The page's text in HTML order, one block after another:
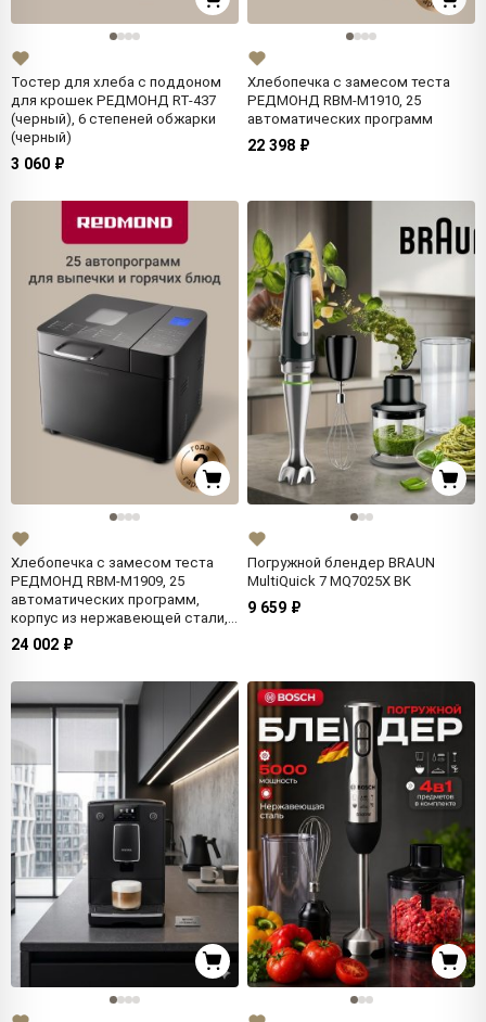
Тостер для хлеба с поддоном
для крошек РЕДМОНД RT-437
(черный), 6 степеней обжарки
(черный)
3 060 ₽
Хлебопечка с замесом теста
РЕДМОНД RBM-M1910, 25
автоматических программ
22 398 ₽
Хлебопечка с замесом теста
РЕДМОНД RBM-M1909, 25
автоматических программ,
корпус из нержавеющей стали,
сенсорное управление
24 002 ₽
Погружной блендер BRAUN
MultiQuick 7 MQ7025X BK
9 659 ₽